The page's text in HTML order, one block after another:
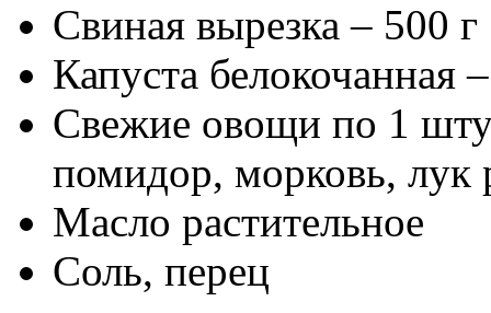
Свиная вырезка – 500 г
Капуста белокочанная
Свежие овощи по 1
помидор, морковь, лук
Масло растительное
Соль, перец